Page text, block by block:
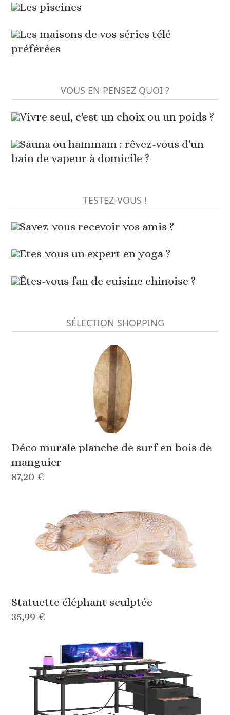
Les piscines
Les maisons de vos séries télé
préférées
VOUS EN PENSEZ QUOI ?
Vivre seul, c'est un choix ou un poids ?
Sauna ou hammam : rêvez-vous d'un
bain de vapeur à domicile ?
TESTEZ-VOUS !
Savez-vous recevoir vos amis ?
Etes-vous un expert en yoga ?
Êtes-vous fan de cuisine chinoise ?
SÉLECTION SHOPPING
Déco murale planche de surf en bois de
manguier
87,20 €
Statuette éléphant sculptée
35,99 €